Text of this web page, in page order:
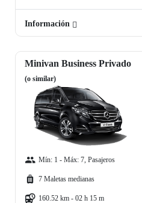
Información
Minivan Business Privado
(o similar)
Mín: 1 - Máx: 7, Pasajeros
7 Maletas medianas
160.52 km - 02 h 15 m